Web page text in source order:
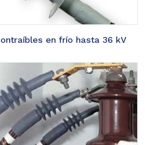
en frío hasta 36 kV